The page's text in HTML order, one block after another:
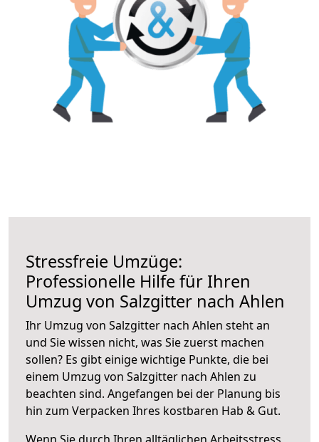
Stressfreie Umzüge:
Professionelle Hilfe für Ihren
Umzug von Salzgitter nach Ahlen
Ihr Umzug von Salzgitter nach Ahlen steht an
und Sie wissen nicht, was Sie zuerst machen
sollen? Es gibt einige wichtige Punkte, die bei
einem Umzug von Salzgitter nach Ahlen zu
beachten sind. Angefangen bei der Planung bis
hin zum Verpacken Ihres kostbaren Hab & Gut.